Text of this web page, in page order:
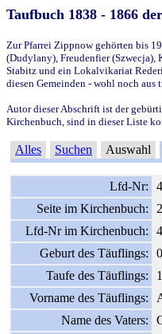
Taufbuch 1838 - 1866
Zur Pfarrei Zippnow gehörten bis
(Dudylany), Freudenfier (Szwecja),
Stabitz und ein Lokalvikariat
diesen Gemeinden - wohl noch
Autor dieser Abschrift ist der
Kirchenbuch, sind in dieser Liste
Alles Suchen Auswahl
Lfd-Nr:
4
Seite im Kirchenbuch:
Lfd-Nr im Kirchenbuch:
4
Geburt des Täuflings:
Taufe des Täuflings:
Vorname des Täuflings:
Name des Vaters: